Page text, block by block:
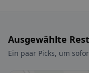
Ausgewählte
Ein paar Picks, um